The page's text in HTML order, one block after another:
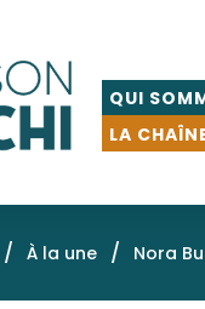
QUI
LA
/ À la une / Nora